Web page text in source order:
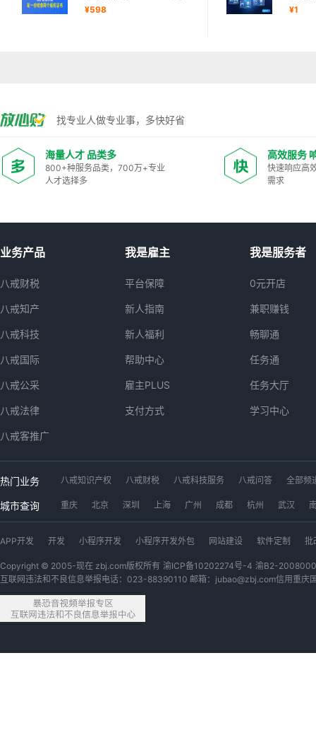
登记
¥598
案，
¥1
找专业人做专业事，多快好省
海量人才 品类多
800+种服务品类，700万+专业
人才选择多
高效服务
快速响应高
需求
业务产品
八戒财税
八戒知产
八戒科技
八戒国际
八戒公采
八戒法律
八戒客推广
我是雇主
平台保障
新人指南
新人福利
帮助中心
雇主PLUS
支付方式
我是服务者
0元开店
兼职赚钱
畅聊通
任务通
任务大厅
学习中心
热门业务 八戒知识产权 八戒财税 八戒科技服务 八戒问答 全部频
工位出租 八戒数字交易市场 app开发 软件开发 小程序
广西猪八戒网 内蒙古猪八戒网 青海猪八戒网 四川猪八戒网
安徽猪八戒网 浙江猪八戒网 江苏猪八戒网 黑龙江猪八戒网
城市查询 重庆 北京 深圳 上海 广州 成都 杭州 武汉
APP开发 开发 小程序开发 小程序开发外包 网站建设 软件定制 批
APP开发外包 CAD 网站开发 网站开发定制 软件开发 PPT 建模
UI设计 短视频 视频制作 3D建模 机械设计 外卖开发
Copyright © 2005-现在 zbj.com版权所有 渝ICP备10202274号-4 渝B2-
互联网违法和不良信息举报电话：023-88390110 邮箱：jubao@zbj.com信用重庆